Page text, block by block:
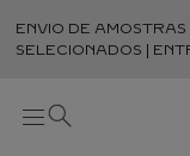
ENVIO DE
SELECIONADOS |